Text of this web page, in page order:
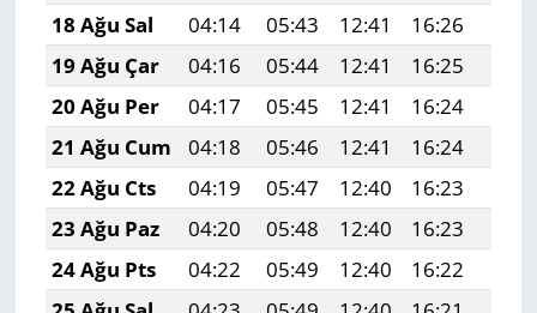
18 Ağu Sal
04:14 05:43 12:41 16:26
19 Ağu Çar
04:16 05:44 12:41 16:25
20 Ağu Per
04:17 05:45 12:41 16:24
21 Ağu Cum
04:18 05:46 12:41 16:24
22 Ağu Cts
04:19 05:47 12:40 16:23
23 Ağu Paz
04:20 05:48 12:40 16:23
24 Ağu Pts
04:22 05:49 12:40 16:22